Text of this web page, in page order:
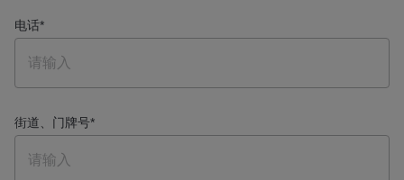
电话*
街道、门牌号*